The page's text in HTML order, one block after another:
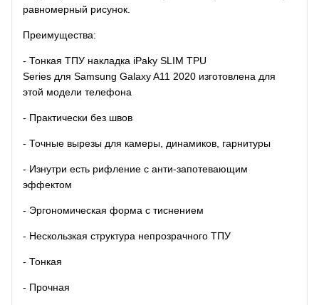
равномерный рисунок.
Преимущества:
- Тонкая ТПУ накладка iPaky SLIM TPU
Series для Samsung Galaxy A11 2020 изготовлена для
этой модели телефона
- Практически без швов
- Точные вырезы для камеры, динамиков, гарнитуры
- Изнутри есть рифление с анти-запотевающим
эффектом
- Эргономическая форма с тиснением
- Нескользкая структура непрозрачного ТПУ
- Тонкая
- Прочная